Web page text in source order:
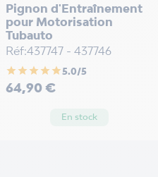
Pignon d'Entraînement
pour Motorisation
Tubauto
Réf:437747 - 437746
star star star star star5.0/5
Prix
64,90 €
En stock